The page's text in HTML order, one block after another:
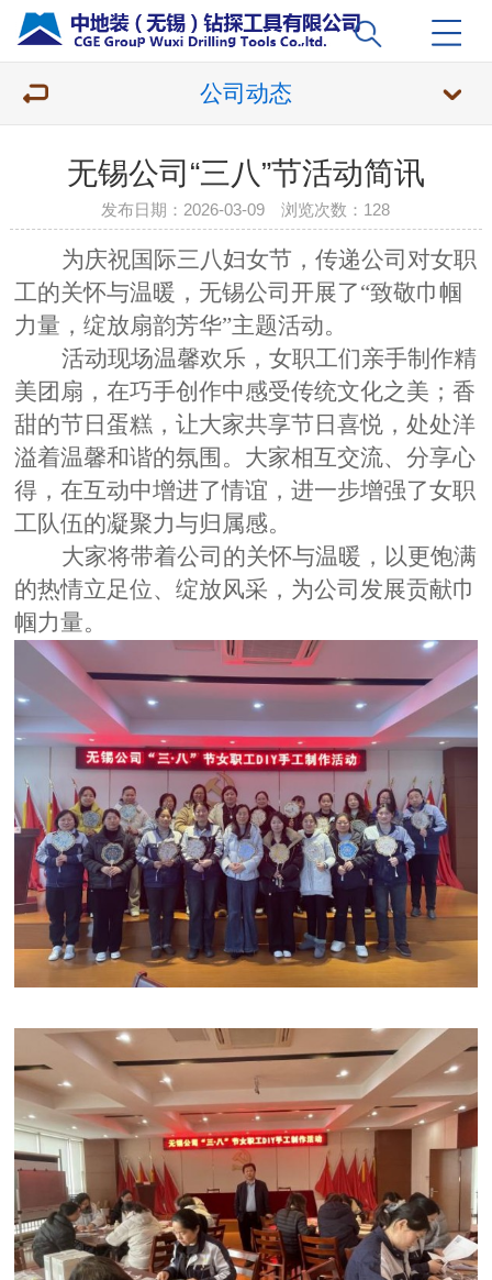
公司动态
无锡公司“三八”节活动简讯
发布日期：2026-03-09 浏览次数： 128
为庆祝国际三八妇女节，传递公司对女职
工的关怀与温暖，无锡公司开展了“致敬巾帼
力量，绽放扇韵芳华”主题活动。
活动现场温馨欢乐，女职工们亲手制作精
美团扇，在巧手创作中感受传统文化之美；香
甜的节日蛋糕，让大家共享节日喜悦，处处洋
溢着温馨和谐的氛围。大家相互交流、分享心
得，在互动中增进了情谊，进一步增强了女职
工队伍的凝聚力与归属感。
大家将带着公司的关怀与温暖，以更饱满
的热情立足位、绽放风采，为公司发展贡献巾
帼力量。